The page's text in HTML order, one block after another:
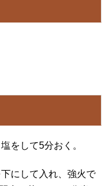
をして5分おく。
にして入れ、強火で